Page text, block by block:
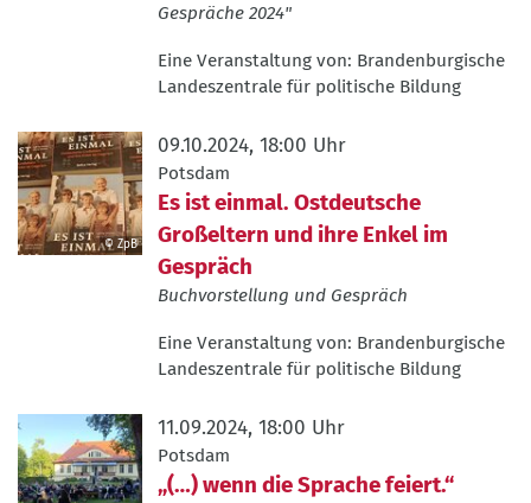
Gespräche 2024"
Eine Veranstaltung von: Brandenburgische
Landeszentrale für politische Bildung
© ZpB
09.10.2024, 18:00 Uhr
Potsdam
Es ist einmal. Ostdeutsche
Großeltern und ihre Enkel im
Gespräch
Buchvorstellung und Gespräch
Eine Veranstaltung von: Brandenburgische
Landeszentrale für politische Bildung
11.09.2024, 18:00 Uhr
Potsdam
„(…) wenn die Sprache feiert.“